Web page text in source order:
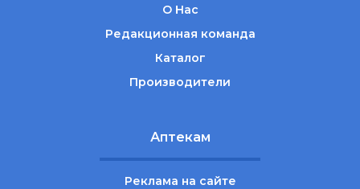
О Нас
Редакционная команда
Каталог
Производители
Аптекам
Реклама на сайте